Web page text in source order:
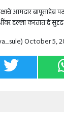
आमदार बापूसाहेब
हल्ला करतात हे
October 5,